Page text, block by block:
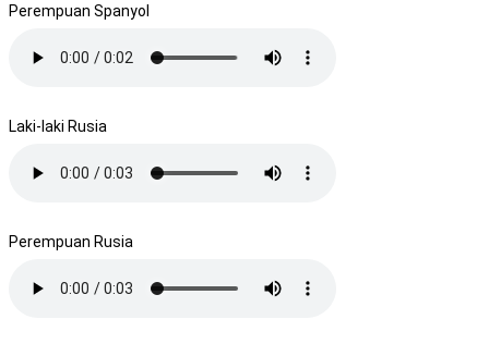
Perempuan Spanyol
Laki-laki Rusia
Perempuan Rusia